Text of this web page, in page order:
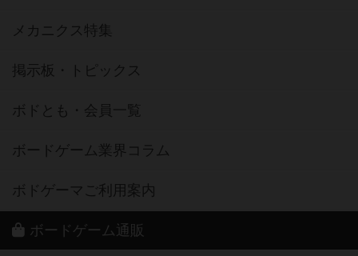
メカニクス特集
掲示板・トピックス
ボドとも・会員一覧
ボードゲーム業界コラム
ボドゲーマご利用案内
ボードゲーム通販